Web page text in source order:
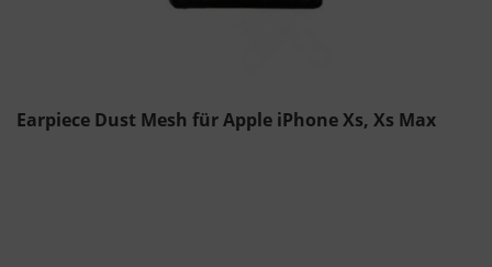
Earpiece Dust Mesh für Apple iPhone Xs, Xs Max